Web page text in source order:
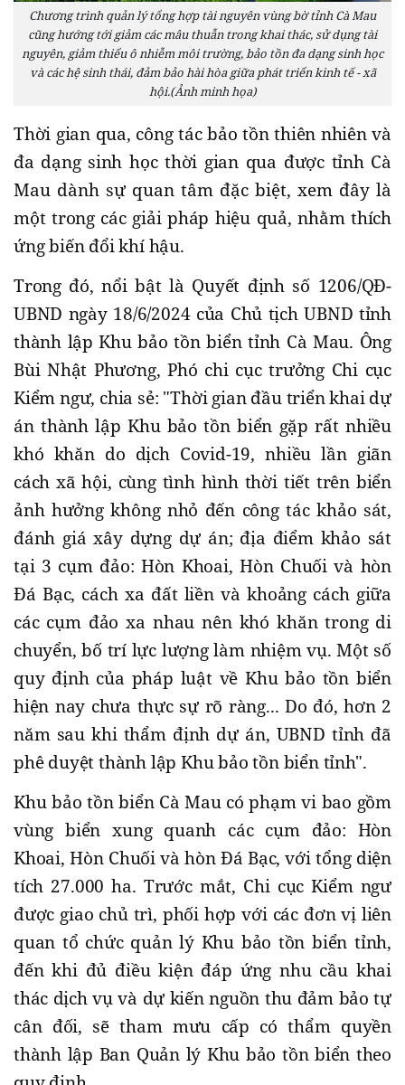
Chương trình quản lý tổng hợp tài nguyên vùng bờ tỉnh Cà Mau
cũng hướng tới giảm các mâu thuẫn trong khai thác, sử dụng tài
nguyên, giảm thiểu ô nhiễm môi trường, bảo tồn đa dạng sinh học
và các hệ sinh thái, đảm bảo hài hòa giữa phát triển kinh tế - xã
hội.(Ảnh minh họa)
Thời gian qua, công tác bảo tồn thiên nhiên và
đa dạng sinh học thời gian qua được tỉnh Cà
Mau dành sự quan tâm đặc biệt, xem đây là
một trong các giải pháp hiệu quả, nhằm thích
ứng biến đổi khí hậu.
Trong đó, nổi bật là Quyết định số 1206/QÐ-
UBND ngày 18/6/2024 của Chủ tịch UBND tỉnh
thành lập Khu bảo tồn biển tỉnh Cà Mau. Ông
Bùi Nhật Phương, Phó chi cục trưởng Chi cục
Kiểm ngư, chia sẻ: "Thời gian đầu triển khai dự
án thành lập Khu bảo tồn biển gặp rất nhiều
khó khăn do dịch Covid-19, nhiều lần giãn
cách xã hội, cùng tình hình thời tiết trên biển
ảnh hưởng không nhỏ đến công tác khảo sát,
đánh giá xây dựng dự án; địa điểm khảo sát
tại 3 cụm đảo: Hòn Khoai, Hòn Chuối và hòn
Ðá Bạc, cách xa đất liền và khoảng cách giữa
các cụm đảo xa nhau nên khó khăn trong di
chuyển, bố trí lực lượng làm nhiệm vụ. Một số
quy định của pháp luật về Khu bảo tồn biển
hiện nay chưa thực sự rõ ràng... Do đó, hơn 2
năm sau khi thẩm định dự án, UBND tỉnh đã
phê duyệt thành lập Khu bảo tồn biển tỉnh".
Khu bảo tồn biển Cà Mau có phạm vi bao gồm
vùng biển xung quanh các cụm đảo: Hòn
Khoai, Hòn Chuối và hòn Ðá Bạc, với tổng diện
tích 27.000 ha. Trước mắt, Chi cục Kiểm ngư
được giao chủ trì, phối hợp với các đơn vị liên
quan tổ chức quản lý Khu bảo tồn biển tỉnh,
đến khi đủ điều kiện đáp ứng nhu cầu khai
thác dịch vụ và dự kiến nguồn thu đảm bảo tự
cân đối, sẽ tham mưu cấp có thẩm quyền
thành lập Ban Quản lý Khu bảo tồn biển theo